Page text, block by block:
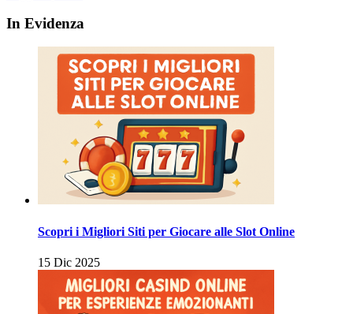
In Evidenza
Scopri i Migliori Siti per Giocare alle Slot Online
15 Dic 2025